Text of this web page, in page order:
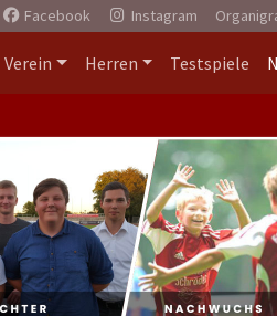
Facebook Instagram
Verein Herren Testspiele